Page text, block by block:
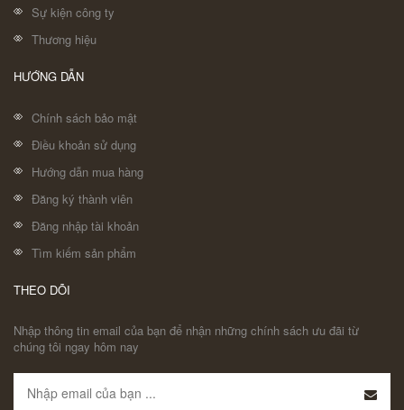
Sự kiện công ty
Thương hiệu
HƯỚNG DẪN
Chính sách bảo mật
Điều khoản sử dụng
Hướng dẫn mua hàng
Đăng ký thành viên
Đăng nhập tài khoản
Tìm kiếm sản phẩm
THEO DÕI
Nhập thông tin email của bạn để nhận những chính sách ưu đãi từ
chúng tôi ngay hôm nay